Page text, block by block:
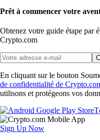
Prêt à commencer votre
Obtenez votre guide étape par
Crypto.com
En cliquant sur le bouton
de confidentialité de
utilisons et protégeons vos
Sign Up Now